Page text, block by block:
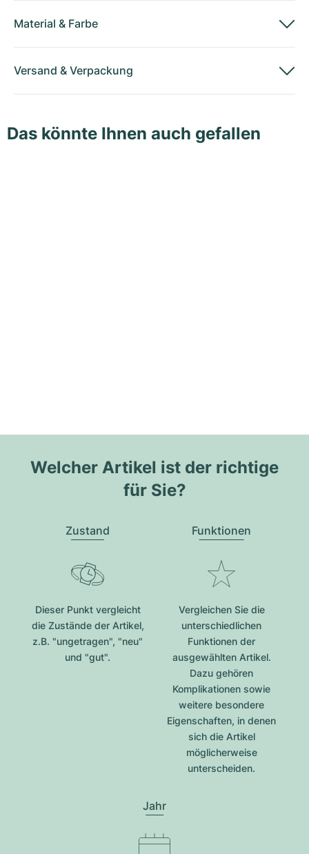
Material & Farbe
Versand & Verpackung
Das könnte Ihnen auch gefallen
Welcher Artikel ist der richtige
für Sie?
Zustand
Dieser Punkt vergleicht
die Zustände der Artikel,
z.B. "ungetragen", "neu"
und "gut".
Funktionen
Vergleichen Sie die
unterschiedlichen
Funktionen der
ausgewählten Artikel.
Dazu gehören
Komplikationen sowie
weitere besondere
Eigenschaften, in denen
sich die Artikel
möglicherweise
unterscheiden.
Jahr